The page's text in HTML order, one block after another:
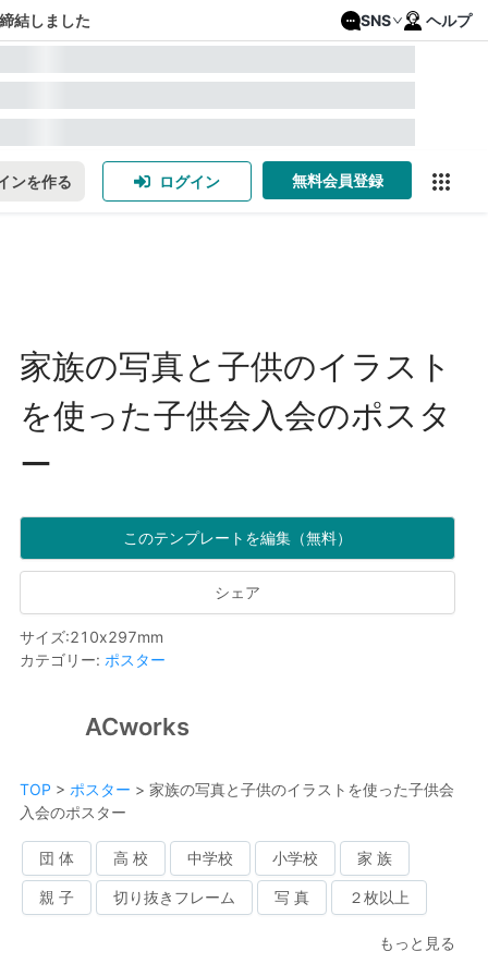
結しました SNS ヘルプ
ンを作る ログイン 無料会員登録
家族の写真と子供のイラスト
を使った子供会入会のポスタ
ー
このテンプレートを編集（無料）
シェア
サイズ:210x297mm
カテゴリー: ポスター
ACworks
TOP > ポスター > 家族の写真と子供のイラストを使った子供会
入会のポスター
団 体 高 校 中学校 小学校 家 族
親 子 切り抜きフレーム 写 真 ２枚以上
もっと見る